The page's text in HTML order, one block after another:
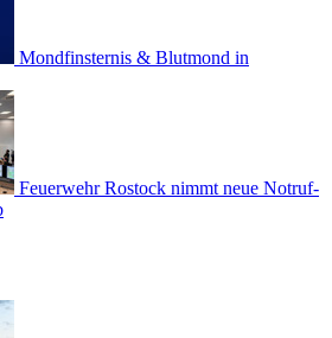
Mondfinsternis & Blutmond in
Feuerwehr Rostock nimmt neue Notruf-